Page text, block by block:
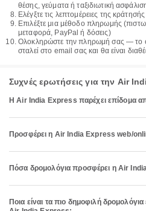
θέσης, γεύματα ή ταξιδιωτική
Ελέγξτε τις λεπτομέρειες της
Επιλέξτε μια μέθοδο πληρωμής
μεταφορά, PayPal ή δόσεις)
Ολοκληρώστε την πληρωμή σας — το
σταλεί στο email σας και θα είναι
Συχνές ερωτήσεις για την Air
Η Air India Express παρέχει επίδομα
Προσφέρει η Air India Express web/
Πόσα δρομολόγια προσφέρει η Air
Ποια είναι τα πιο δημοφιλή